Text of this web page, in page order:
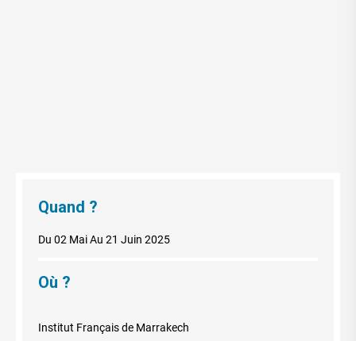
Quand ?
Du 02 MaiAu 21 Juin 2025
Où ?
Institut Français de Marrakech